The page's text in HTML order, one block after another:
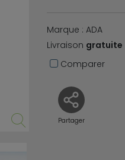
Marque : ADA
Livraison gratuite
Comparer
Partager